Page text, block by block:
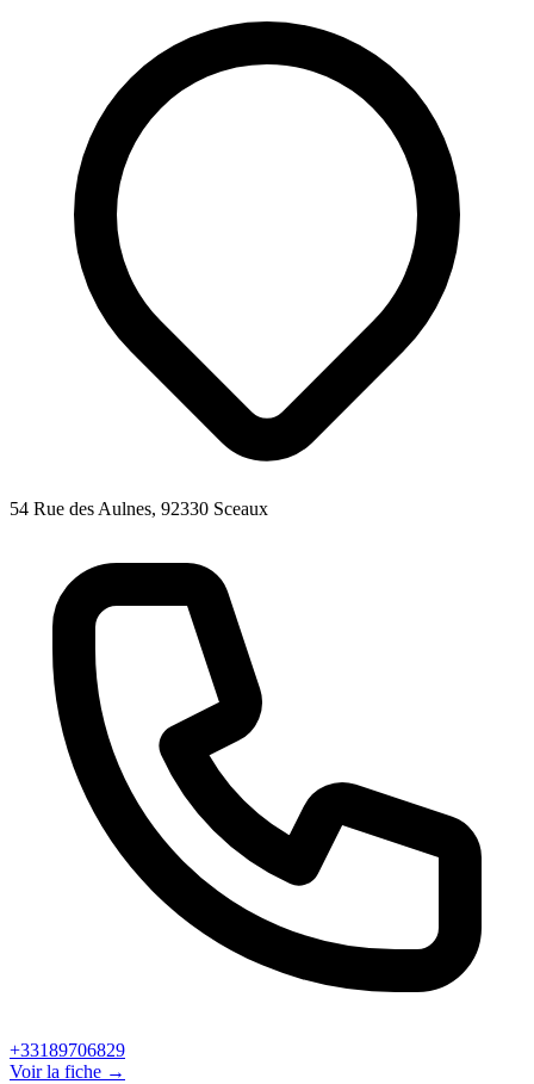
54 Rue des Aulnes, 92330 Sceaux
+33189706829
Voir la fiche →